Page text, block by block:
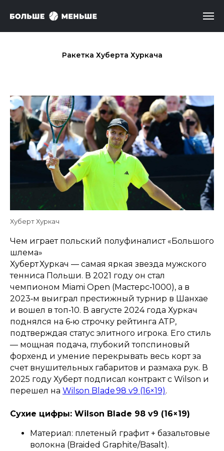
Ракетка Хуберта Хуркача
Хуберт Хуркач
Чем играет польский полуфиналист «Большого
шлема»
Хуберт Хуркач — самая яркая звезда мужского
тенниса Польши. В 2021 году он стал
чемпионом Miami Open (Мастерс‑1000), а в
2023‑м выиграл престижный турнир в Шанхае
и вошел в топ‑10. В августе 2024 года Хуркач
поднялся на 6‑ю строчку рейтинга ATP,
подтверждая статус элитного игрока. Его стиль
— мощная подача, глубокий топспиновый
форхенд и умение перекрывать весь корт за
счет внушительных габаритов и размаха рук. В
2025 году Хуберт подписал контракт с Wilson и
перешел на Wilson Blade 98 v9 (16×19).
Сухие цифры: Wilson Blade 98 v9 (16×19)
Материал: плетеный графит + базальтовые
волокна (Braided Graphite/Basalt).